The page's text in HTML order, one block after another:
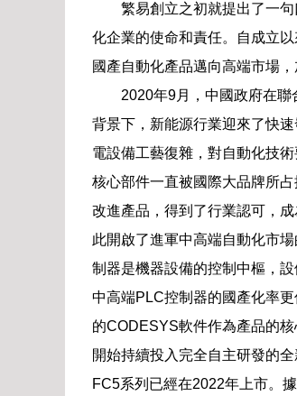
繁易創立之初就提出了一
化企業的使命和責任。自成立
國產自動化產品邁向高端市場
2020年9月，中國政府在
背景下，新能源行業迎來了快
電設備工藝復雜，對自動化技
核心部件一直被國際大品牌所
改進產品，得到了行業認可，
此開啟了進軍中高端自動化市
制器是機器設備的控制中樞，
中高端PLC控制器的國產化率
的CODESYS軟件作為產品的
開始持續投入完全自主研發的
FC5系列已經在2022年上市。